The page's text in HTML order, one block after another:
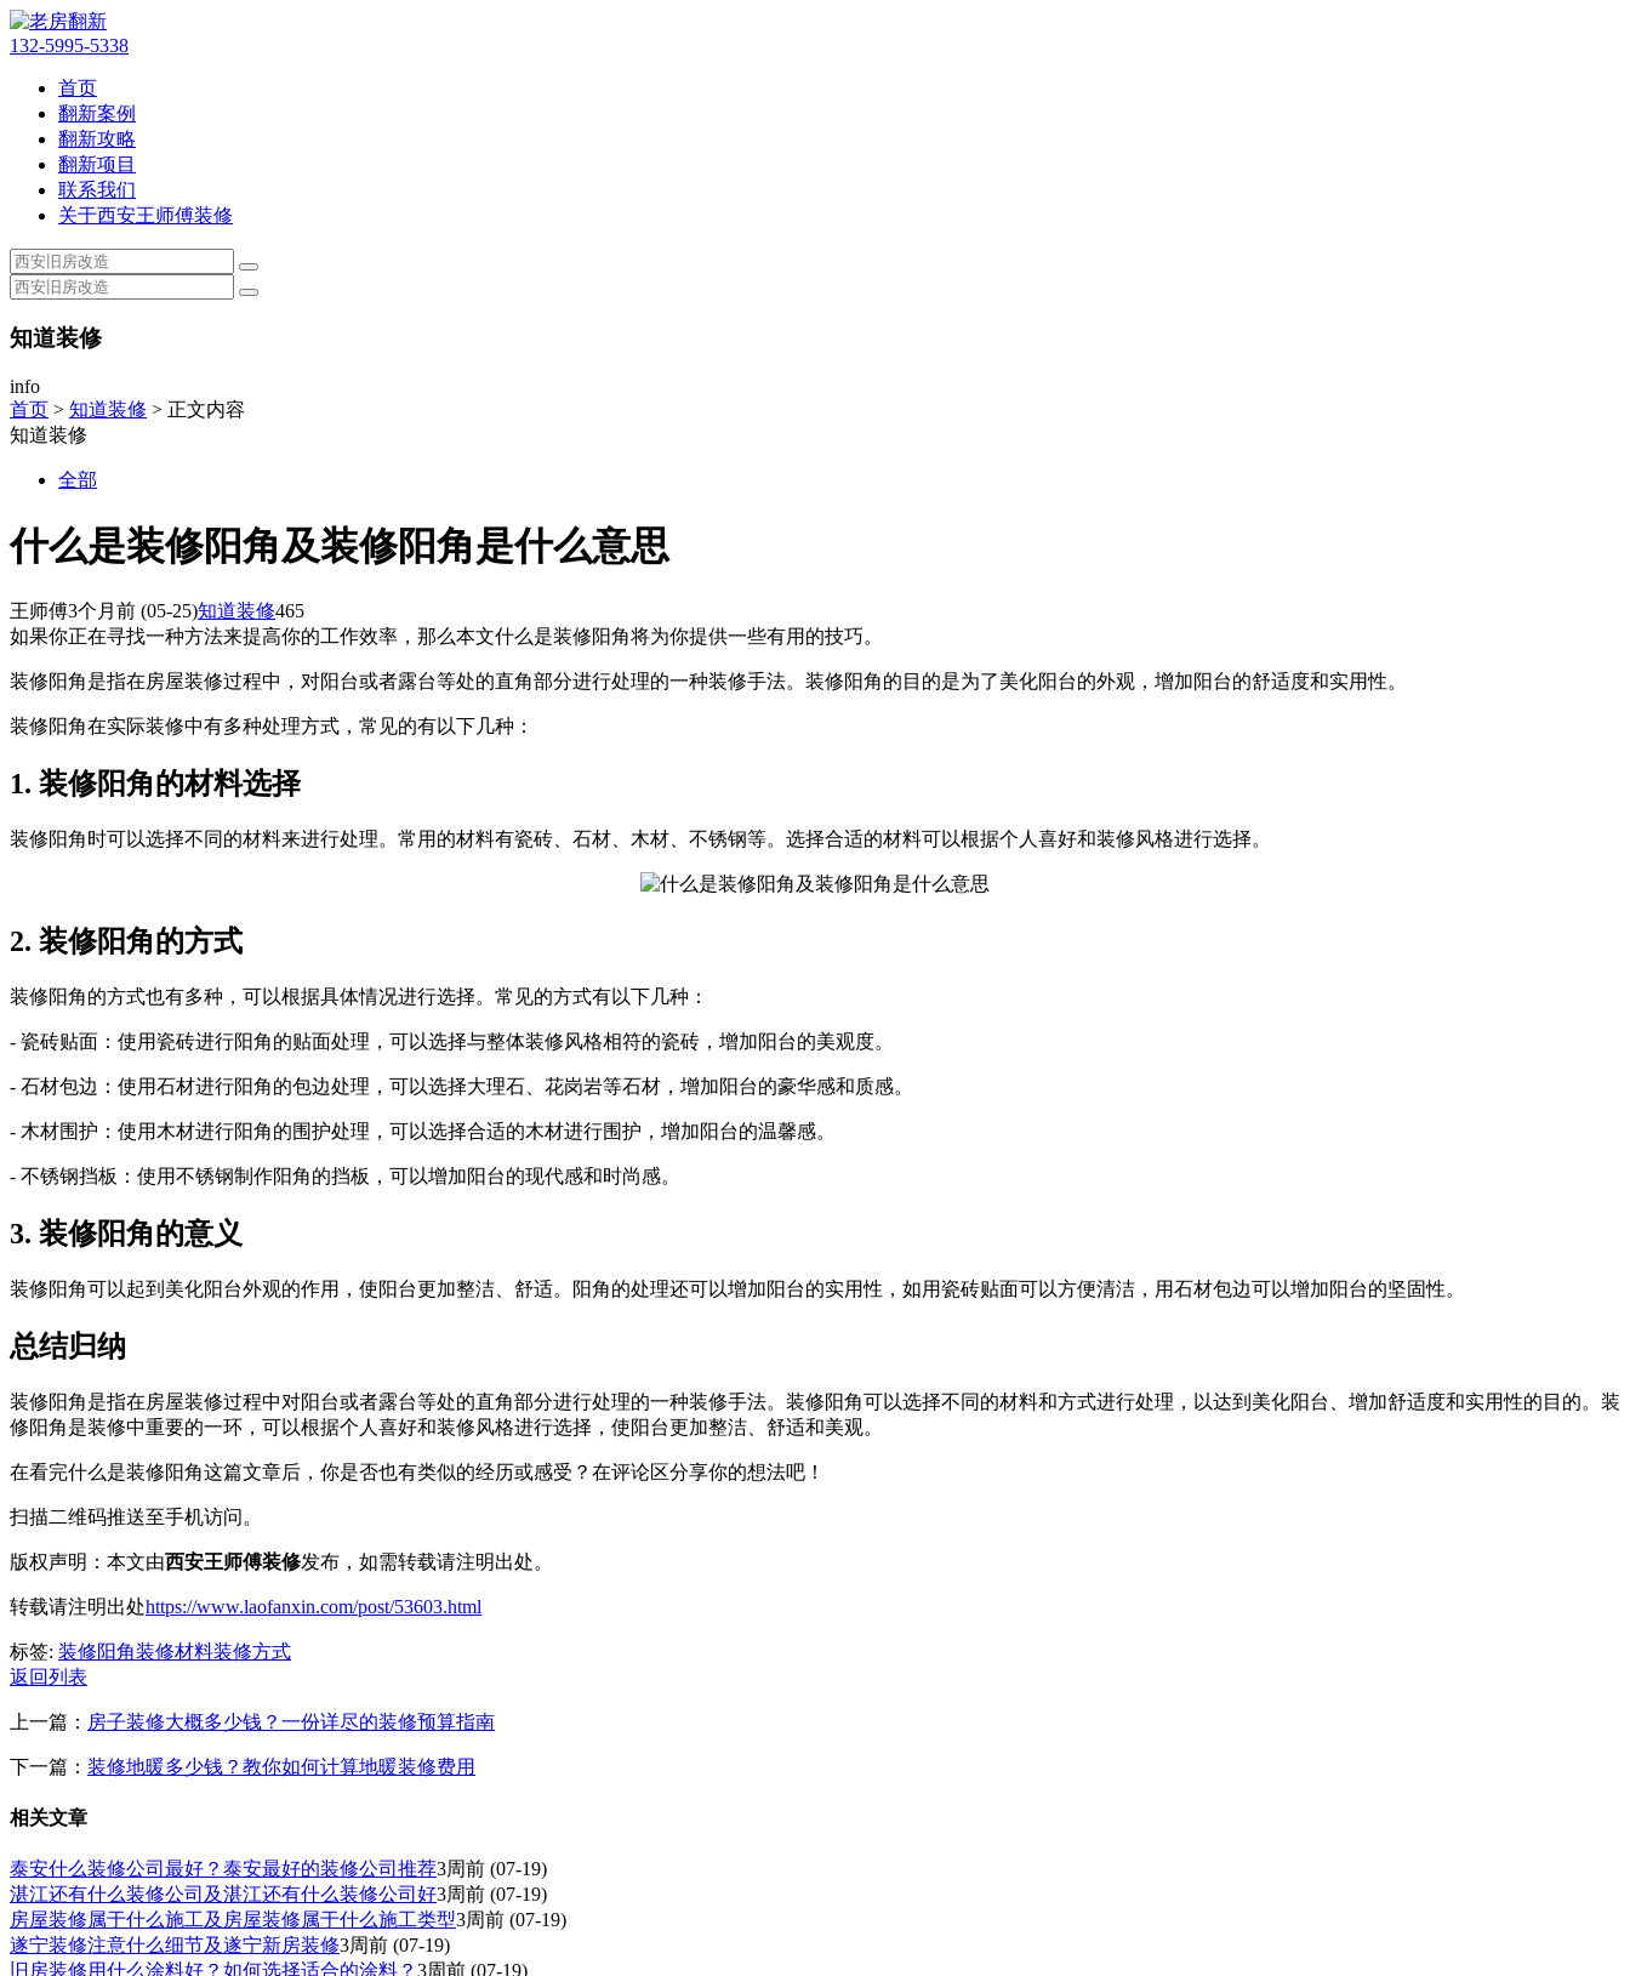
132-5995-5338
首页
翻新案例
翻新攻略
翻新项目
联系我们
关于西安王师傅装修
知道装修
info
首页 > 知道装修 > 正文内容
知道装修
全部
什么是装修阳角及装修阳角是什么意思
王师傅3个月前 (05-25)知道装修465
如果你正在寻找一种方法来提高你的工作效率，那么本文什么是装修阳角将为你提供一些有用的技巧。
装修阳角是指在房屋装修过程中，对阳台或者露台等处的直角部分进行处理的一种装修手法。装修阳角的目的是为了美化阳台的外观，增加阳台的舒适度和实用性。
装修阳角在实际装修中有多种处理方式，常见的有以下几种：
1. 装修阳角的材料选择
装修阳角时可以选择不同的材料来进行处理。常用的材料有瓷砖、石材、木材、不锈钢等。选择合适的材料可以根据个人喜好和装修风格进行选择。
2. 装修阳角的方式
装修阳角的方式也有多种，可以根据具体情况进行选择。常见的方式有以下几种：
- 瓷砖贴面：使用瓷砖进行阳角的贴面处理，可以选择与整体装修风格相符的瓷砖，增加阳台的美观度。
- 石材包边：使用石材进行阳角的包边处理，可以选择大理石、花岗岩等石材，增加阳台的豪华感和质感。
- 木材围护：使用木材进行阳角的围护处理，可以选择合适的木材进行围护，增加阳台的温馨感。
- 不锈钢挡板：使用不锈钢制作阳角的挡板，可以增加阳台的现代感和时尚感。
3. 装修阳角的意义
装修阳角可以起到美化阳台外观的作用，使阳台更加整洁、舒适。阳角的处理还可以增加阳台的实用性，如用瓷砖贴面可以方便清洁，用石材包边可以增加阳台的坚固性。
总结归纳
装修阳角是指在房屋装修过程中对阳台或者露台等处的直角部分进行处理的一种装修手法。装修阳角可以选择不同的材料和方式进行处理，以达到美化阳台、增加舒适度和实用性的目的。装
修阳角是装修中重要的一环，可以根据个人喜好和装修风格进行选择，使阳台更加整洁、舒适和美观。
在看完什么是装修阳角这篇文章后，你是否也有类似的经历或感受？在评论区分享你的想法吧！
扫描二维码推送至手机访问。
版权声明：本文由西安王师傅装修发布，如需转载请注明出处。
转载请注明出处https://www.laofanxin.com/post/53603.html
标签: 装修阳角装修材料装修方式
返回列表
上一篇： 房子装修大概多少钱？一份详尽的装修预算指南
下一篇： 装修地暖多少钱？教你如何计算地暖装修费用
相关文章
泰安什么装修公司最好？泰安最好的装修公司推荐3周前 (07-19)
湛江还有什么装修公司及湛江还有什么装修公司好3周前 (07-19)
房屋装修属于什么施工及房屋装修属于什么施工类型3周前 (07-19)
遂宁装修注意什么细节及遂宁新房装修3周前 (07-19)
旧房装修用什么涂料好？如何选择适合的涂料？ 3周前 (07-19)